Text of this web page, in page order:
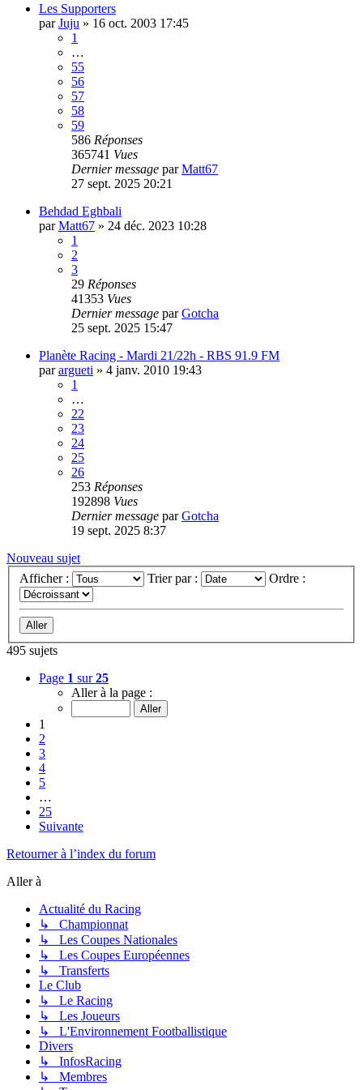
Les Supporters
parJuju » 16 oct. 2003 17:45
1
…
55
56
57
58
59
586 Réponses
365741 Vues
Dernier message parMatt67
27 sept. 2025 20:21
Behdad Eghbali
parMatt67 » 24 déc. 2023 10:28
1
2
3
29 Réponses
41353 Vues
Dernier message parGotcha
25 sept. 2025 15:47
Planète Racing - Mardi 21/22h - RBS 91.9 FM
parargueti » 4 janv. 2010 19:43
1
…
22
23
24
25
26
253 Réponses
192898 Vues
Dernier message parGotcha
19 sept. 2025 8:37
Nouveau sujet
Afficher :
Trier par : Ordre :
495 sujets
Page 1 sur25
Aller à la page :
1
2
3
4
5
…
25
Suivante
Retourner à l’index du forum
Aller à
Actualité du Racing
↳ Championnat
↳ Les Coupes Nationales
↳ Les Coupes Européennes
↳ Transferts
Le Club
↳ Le Racing
↳ Les Joueurs
↳ L'Environnement Footballistique
Divers
↳ InfosRacing
↳ Membres